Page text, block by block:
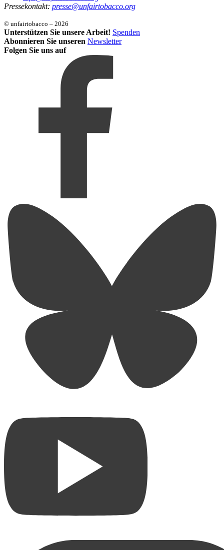
Pressekontakt: presse@unfairtobacco.org
© unfairtobacco – 2026
Unterstützen Sie unsere Arbeit! Spenden
Abonnieren Sie unseren Newsletter
Folgen Sie uns auf